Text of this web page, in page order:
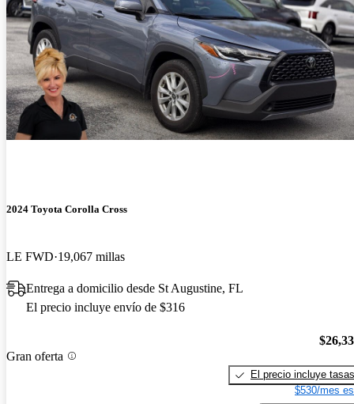
2024 Toyota Corolla Cross
LE FWD 19,067 millas
Entrega a domicilio desde St Augustine, FL
El precio incluye envío de $316
Gran oferta
El precio incluye tasas
$530/mes